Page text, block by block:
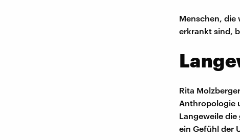
Menschen, die
erkrankt sind,
Rita
Anthropologie
Langeweile
ein Gefühl der